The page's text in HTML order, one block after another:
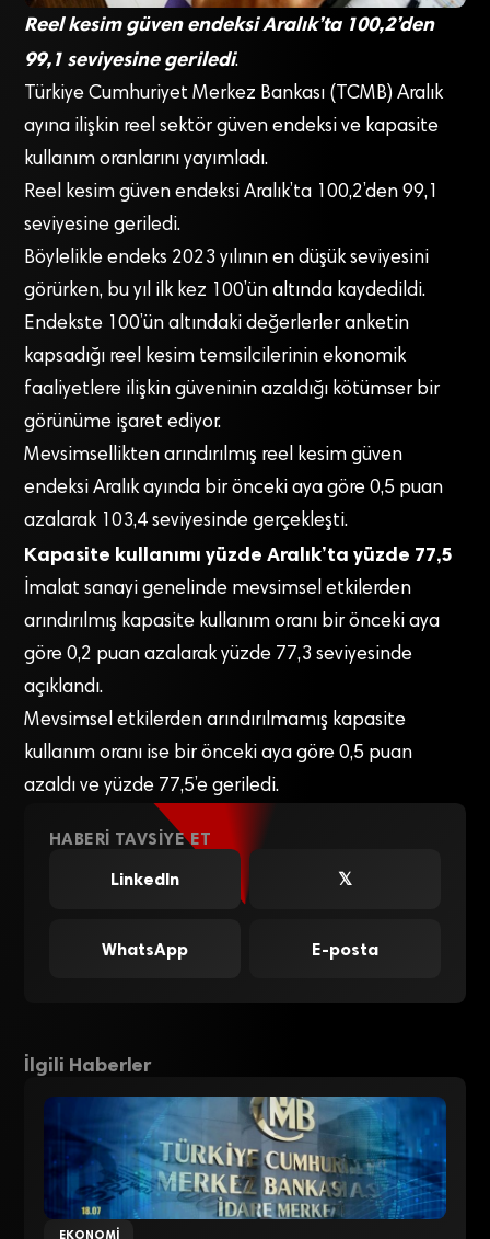
Reel kesim güven endeksi Aralık’ta 100,2’den
99,1 seviyesine geriledi.
Türkiye Cumhuriyet Merkez Bankası (TCMB) Aralık
ayına ilişkin reel sektör güven endeksi ve kapasite
kullanım oranlarını yayımladı.
Reel kesim güven endeksi Aralık’ta 100,2’den 99,1
seviyesine geriledi.
Böylelikle endeks 2023 yılının en düşük seviyesini
görürken, bu yıl ilk kez 100’ün altında kaydedildi.
Endekste 100’ün altındaki değerlerler anketin
kapsadığı reel kesim temsilcilerinin ekonomik
faaliyetlere ilişkin güveninin azaldığı kötümser bir
görünüme işaret ediyor.
Mevsimsellikten arındırılmış reel kesim güven
endeksi Aralık ayında bir önceki aya göre 0,5 puan
azalarak 103,4 seviyesinde gerçekleşti.
Kapasite kullanımı yüzde Aralık’ta yüzde 77,5
İmalat sanayi genelinde mevsimsel etkilerden
arındırılmış kapasite kullanım oranı bir önceki aya
göre 0,2 puan azalarak yüzde 77,3 seviyesinde
açıklandı.
Mevsimsel etkilerden arındırılmamış kapasite
kullanım oranı ise bir önceki aya göre 0,5 puan
azaldı ve yüzde 77,5’e geriledi.
HABERI TAVSIYE ET
LinkedIn
𝕏
WhatsApp E-posta
İlgili Haberler
EKONOMI